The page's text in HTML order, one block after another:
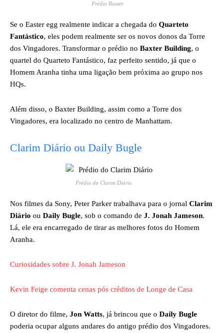
Prédio Baxter
Se o Easter egg realmente indicar a chegada do Quarteto
Fantástico, eles podem realmente ser os novos donos da Torre
dos Vingadores. Transformar o prédio no Baxter Building, o
quartel do Quarteto Fantástico, faz perfeito sentido, já que o
Homem Aranha tinha uma ligação bem próxima ao grupo nos
HQs.
Além disso, o Baxter Building, assim como a Torre dos
Vingadores, era localizado no centro de Manhattam.
Clarim Diário ou Daily Bugle
Prédio do Clarim Diário
Nos filmes da Sony, Peter Parker trabalhava para o jornal Clarim
Diário ou Daily Bugle, sob o comando de J. Jonah Jameson.
Lá, ele era encarregado de tirar as melhores fotos do Homem
Aranha.
Curiosidades sobre J. Jonah Jameson
Kevin Feige comenta cenas pós créditos de Longe de Casa
O diretor do filme, Jon Watts, já brincou que o Daily Bugle
poderia ocupar alguns andares do antigo prédio dos Vingadores.